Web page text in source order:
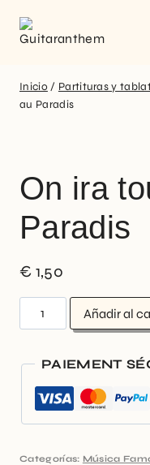
Inicio / Partituras y
au Paradis
On ira
Paradis
€ 1,50
Añadir al
PAIEMENT
Categorías: Música